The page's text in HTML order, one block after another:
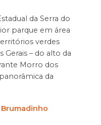
da Serra do
parque em área
verdes
– do alto da
Morro dos
da
Brumadinho